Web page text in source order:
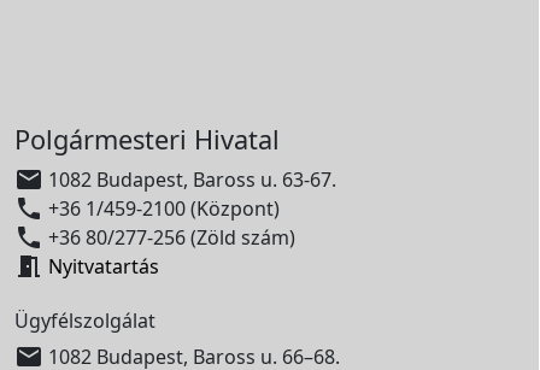
Polgármesteri Hivatal
 1082 Budapest, Baross u. 63-67.
 +36 1/459-2100 (Központ)
 +36 80/277-256 (Zöld szám)
 Nyitvatartás
Ügyfélszolgálat
 1082 Budapest, Baross u. 66–68.